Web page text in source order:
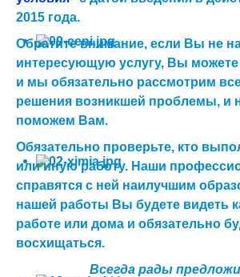
2015 года.
Обратите внимание, если Вы не
интересующую услугу, Вы
и мы обязательно рассмотрим
решения возникшей проблемы, и
поможем Вам.
Обязательно проверьте, кто
или иную работу. Наши
справятся с ней наилучшим
нашей работы Вы будете видеть
работе или дома и обязательно
восхищаться.
Всегда рады